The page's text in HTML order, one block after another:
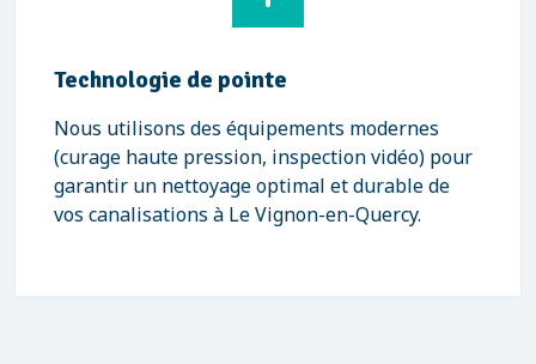
Technologie de pointe
Nous utilisons des équipements modernes
(curage haute pression, inspection vidéo) pour
garantir un nettoyage optimal et durable de
vos canalisations à Le Vignon-en-Quercy.